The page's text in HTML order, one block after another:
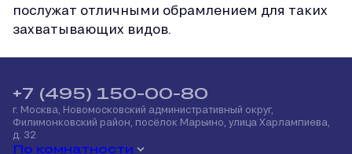
послужат отличными обрамлением для таких
захватывающих видов.
По комнатности
+7 (495) 150-00-80
г. Москва, Новомосковский административный округ,
Филимонковский район, посёлок Марьино, улица Харлампиева,
д. 32